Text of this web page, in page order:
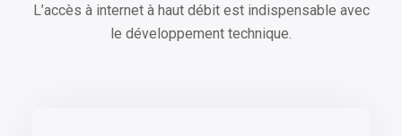
L’accès à internet à haut débit est indispensable avec
le développement technique.